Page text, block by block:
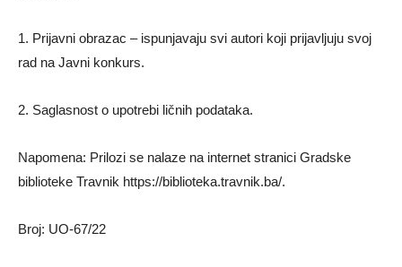
1. Prijavni obrazac – ispunjavaju svi autori koji prijavljuju svoj
rad na Javni konkurs.
2. Saglasnost o upotrebi ličnih podataka.
Napomena: Prilozi se nalaze na internet stranici Gradske
biblioteke Travnik https://biblioteka.travnik.ba/.
Broj: UO-67/22